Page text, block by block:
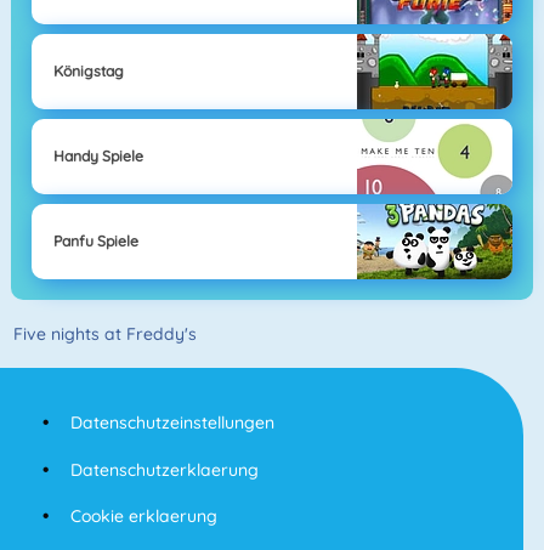
Königstag
Handy Spiele
Panfu Spiele
Five nights at Freddy's
Datenschutzeinstellungen
Datenschutzerklaerung
Cookie erklaerung